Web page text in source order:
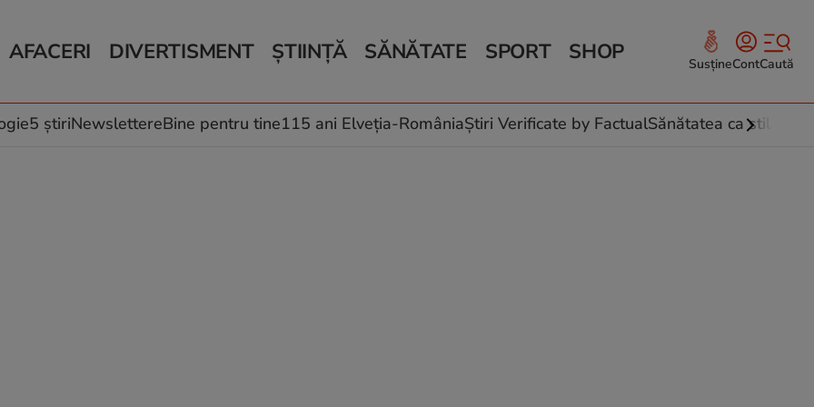
AFACERI
Auto
Locuri de muncă
DIVERTISMENT
Horoscop
Muzică și Filme
ȘTIINȚĂ
Schimbări climatice
SĂNĂTATE
Relații
Rețete culinare
SPORT SHOP SusțineContCaută
5 știriNewslettereBine pentru tine115 ani Elveția-RomâniaȘtiri Verificate by FactualSănătatea ca stil de